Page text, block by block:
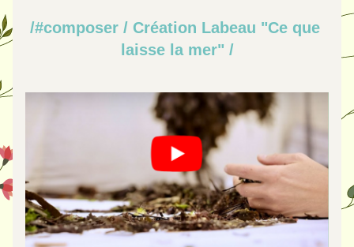
/#composer / Création Labeau "Ce que
laisse la mer" /